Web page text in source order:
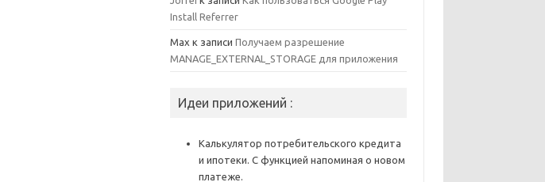
Install Referrer
Max к записиПолучаем разрешение
MANAGE_EXTERNAL_STORAGE для приложения
Идеи приложений :
Калькулятор потребительского кредита
и ипотеки. С функцией напоминая о новом
платеже.